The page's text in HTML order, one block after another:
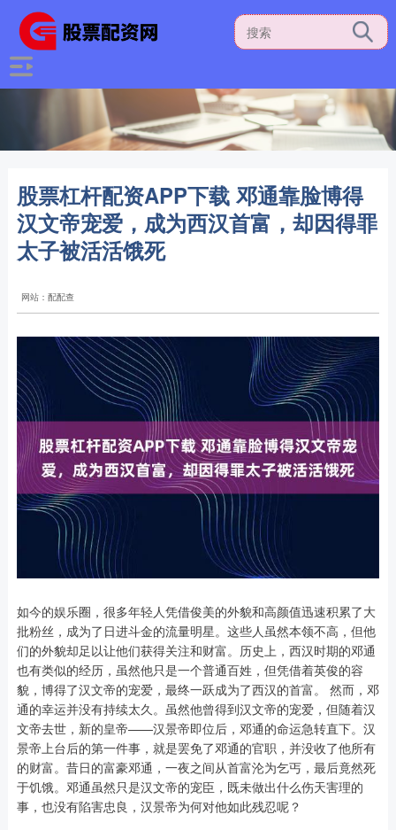
股票杠杆配资APP下载 邓通靠脸博得
汉文帝宠爱，成为西汉首富，却因得罪
太子被活活饿死
网站：配配查
如今的娱乐圈，很多年轻人凭借俊美的外貌和高颜值迅速积累了大
批粉丝，成为了日进斗金的流量明星。这些人虽然本领不高，但他
们的外貌却足以让他们获得关注和财富。历史上，西汉时期的邓通
也有类似的经历，虽然他只是一个普通百姓，但凭借着英俊的容
貌，博得了汉文帝的宠爱，最终一跃成为了西汉的首富。 然而，邓
通的幸运并没有持续太久。虽然他曾得到汉文帝的宠爱，但随着汉
文帝去世，新的皇帝——汉景帝即位后，邓通的命运急转直下。汉
景帝上台后的第一件事，就是罢免了邓通的官职，并没收了他所有
的财富。昔日的富豪邓通，一夜之间从首富沦为乞丐，最后竟然死
于饥饿。邓通虽然只是汉文帝的宠臣，既未做出什么伤天害理的
事，也没有陷害忠良，汉景帝为何对他如此残忍呢？